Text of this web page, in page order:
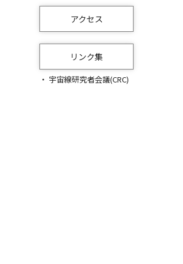
アクセス
リンク集
宇宙線研究者会議(CRC)